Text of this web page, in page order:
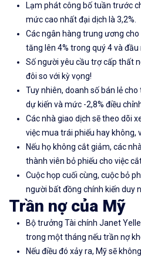
Lạm phát công bố tuần trước
mức cao nhất đại dịch là 3,2%.
Các ngân hàng trung ương
tăng lên 4% trong quý 4 và đầu
Số người yêu cầu trợ cấp thất
đôi so với kỳ vọng!
Tuy nhiên, doanh số bán lẻ cho
dự kiến ​​và mức -2,8% điều
Các nhà giao dịch sẽ theo dõi
việc mua trái phiếu hay không,
Nếu họ không cắt giảm, các
thành viên bỏ phiếu cho việc
Cuộc họp cuối cùng, cuộc bỏ
người bất đồng chính kiến ​​duy
Trần nợ của Mỹ
Bộ trưởng Tài chính Janet
trong một tháng nếu trần nợ
Nếu điều đó xảy ra, Mỹ sẽ